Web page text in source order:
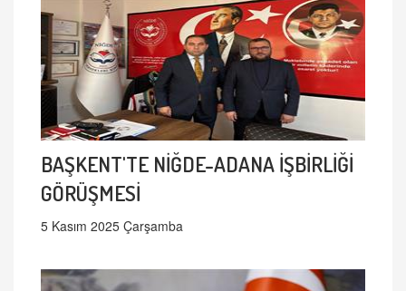
BAŞKENT'TE NİĞDE-ADANA İŞBİRLİĞİ
GÖRÜŞMESİ
5 Kasım 2025 Çarşamba